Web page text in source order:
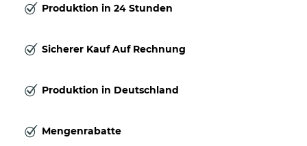
Produktion in 24 Stunden
Sicherer Kauf Auf Rechnung
Produktion in Deutschland
Mengenrabatte